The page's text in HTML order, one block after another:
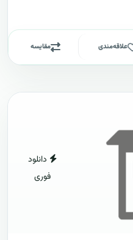
علاقه‌مندی مقایسه
دانلود
فوری